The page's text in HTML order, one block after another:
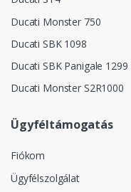
Ducati Monster 750
Ducati SBK 1098
Ducati SBK Panigale 1299
Ducati Monster S2R1000
Ügyféltámogatás
Fiókom
Ügyfélszolgálat